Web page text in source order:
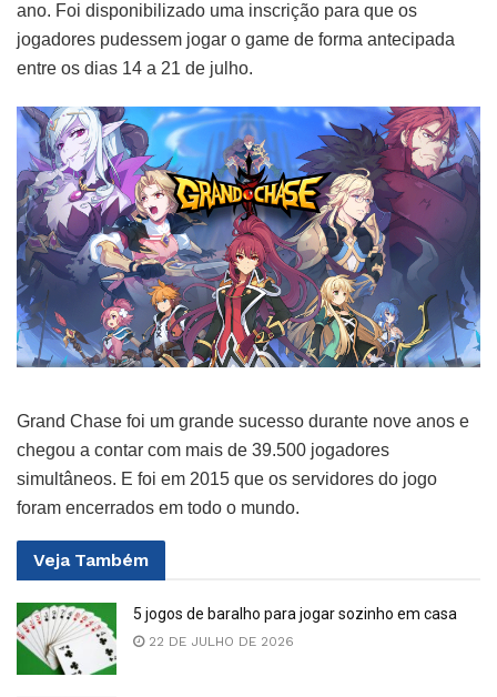
ano. Foi disponibilizado uma inscrição para que os
jogadores pudessem jogar o game de forma antecipada
entre os dias 14 a 21 de julho.
Grand Chase foi um grande sucesso durante nove anos e
chegou a contar com mais de 39.500 jogadores
simultâneos. E foi em 2015 que os servidores do jogo
foram encerrados em todo o mundo.
Veja Também
5 jogos de baralho para jogar sozinho em casa
22 DE JULHO DE 2026